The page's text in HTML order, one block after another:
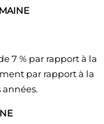
7 % par rapport à la
par rapport à la